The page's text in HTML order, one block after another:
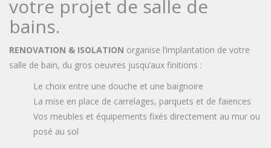
votre projet de salle de
bains.
RENOVATION & ISOLATION organise l’implantation de votre
salle de bain, du gros oeuvres jusqu’aux finitions :
Le choix entre une douche et une baignoire
La mise en place de carrelages, parquets et de faiences
Vos meubles et équipements fixés directement au mur ou
posé au sol